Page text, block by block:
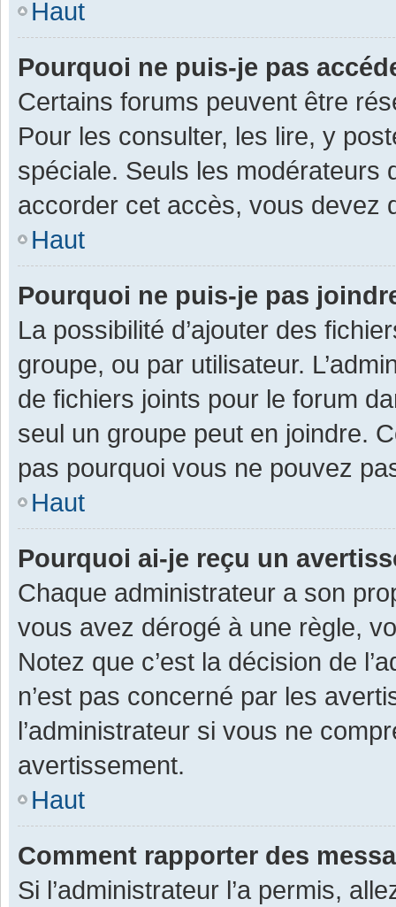
Haut
Pourquoi ne puis-je pas
Certains forums peuvent être
Pour les consulter, les lire, y
spéciale. Seuls les modérateurs
accorder cet accès, vous devez
Haut
Pourquoi ne puis-je pas
La possibilité d’ajouter des
groupe, ou par utilisateur.
de fichiers joints pour le forum
seul un groupe peut en joindre.
pas pourquoi vous ne pouvez
Haut
Pourquoi ai-je reçu un
Chaque administrateur a son
vous avez dérogé à une règle,
Notez que c’est la décision de
n’est pas concerné par les
l’administrateur si vous ne
avertissement.
Haut
Comment rapporter des
Si l’administrateur l’a permis,